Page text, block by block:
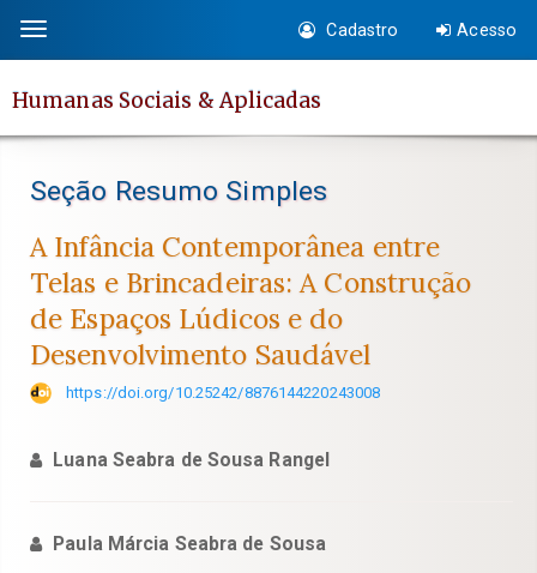
conteúdo
página
Navegação
Principal
Conteúdo
principal
Barra
Lateral
Toggle
navigation
Cadastro Acesso
Humanas Sociais & Aplicadas
Seção Resumo Simples
A Infância Contemporânea entre
Telas e Brincadeiras: A Construção
de Espaços Lúdicos e do
Desenvolvimento Saudável
https://doi.org/10.25242/8876144220243008
Luana Seabra de Sousa Rangel
Paula Márcia Seabra de Sousa